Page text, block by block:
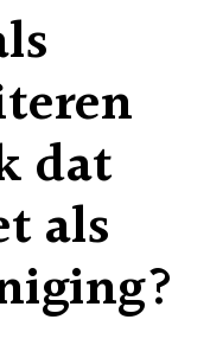
dat
als